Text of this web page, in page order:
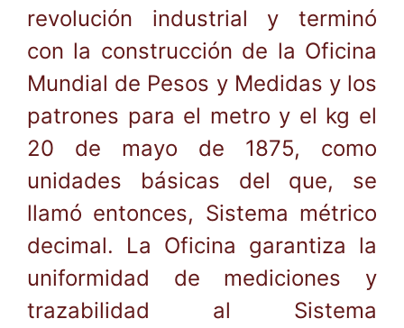
revolución industrial y terminó
con la construcción de la Oficina
Mundial de Pesos y Medidas y los
patrones para el metro y el kg el
20 de mayo de 1875, como
unidades básicas del que, se
llamó entonces, Sistema métrico
decimal. La Oficina garantiza la
uniformidad de mediciones y
trazabilidad al Sistema